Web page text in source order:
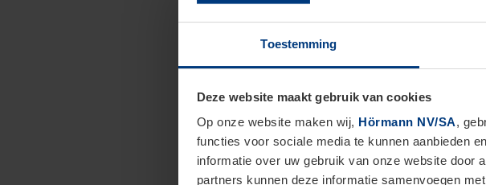
Toestemming
Deze website maakt gebruik van cookies
Op onze website maken wij, Hörmann NV/SA,
functies voor sociale media te kunnen aanbieden
informatie over uw gebruik van onze website door
partners kunnen deze informatie samenvoegen